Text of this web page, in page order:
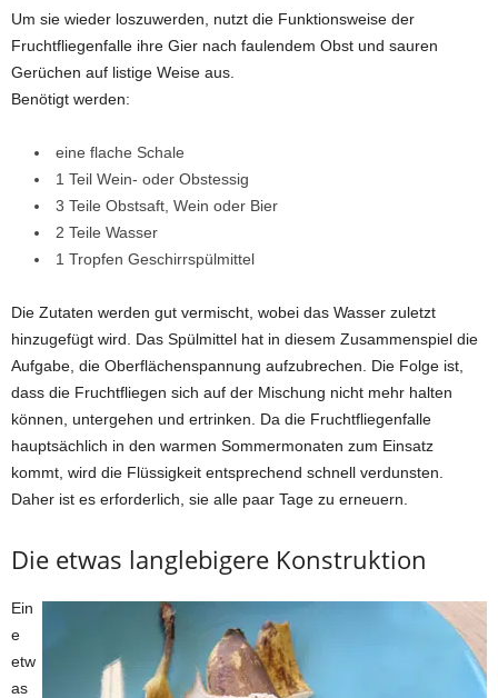
Um sie wieder loszuwerden, nutzt die Funktionsweise der
Fruchtfliegenfalle ihre Gier nach faulendem Obst und sauren
Gerüchen auf listige Weise aus.
Benötigt werden:
eine flache Schale
1 Teil Wein- oder Obstessig
3 Teile Obstsaft, Wein oder Bier
2 Teile Wasser
1 Tropfen Geschirrspülmittel
Die Zutaten werden gut vermischt, wobei das Wasser zuletzt
hinzugefügt wird. Das Spülmittel hat in diesem Zusammenspiel die
Aufgabe, die Oberflächenspannung aufzubrechen. Die Folge ist,
dass die Fruchtfliegen sich auf der Mischung nicht mehr halten
können, untergehen und ertrinken. Da die Fruchtfliegenfalle
hauptsächlich in den warmen Sommermonaten zum Einsatz
kommt, wird die Flüssigkeit entsprechend schnell verdunsten.
Daher ist es erforderlich, sie alle paar Tage zu erneuern.
Die etwas langlebigere Konstruktion
Ein
e
etw
as